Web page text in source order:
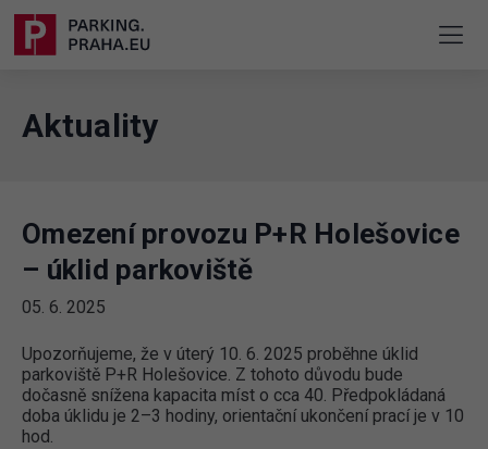
Aktuality
Omezení provozu P+R Holešovice
– úklid parkoviště
05. 6. 2025
Upozorňujeme, že v úterý 10. 6. 2025 proběhne úklid
parkoviště P+R Holešovice. Z tohoto důvodu bude
dočasně snížena kapacita míst o cca 40. Předpokládaná
doba úklidu je 2–3 hodiny, orientační ukončení prací je v 10
hod.